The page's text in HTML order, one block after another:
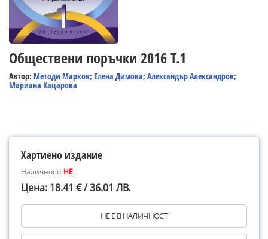
Обществени поръчки 2016 Т.1
Автор: Методи Марков; Елена Димова; Александър Александров;
Мариана Кацарова
Хартиено издание
Наличност: НЕ
Цена: 18.41 € / 36.01 ЛВ.
НЕ Е В НАЛИЧНОСТ